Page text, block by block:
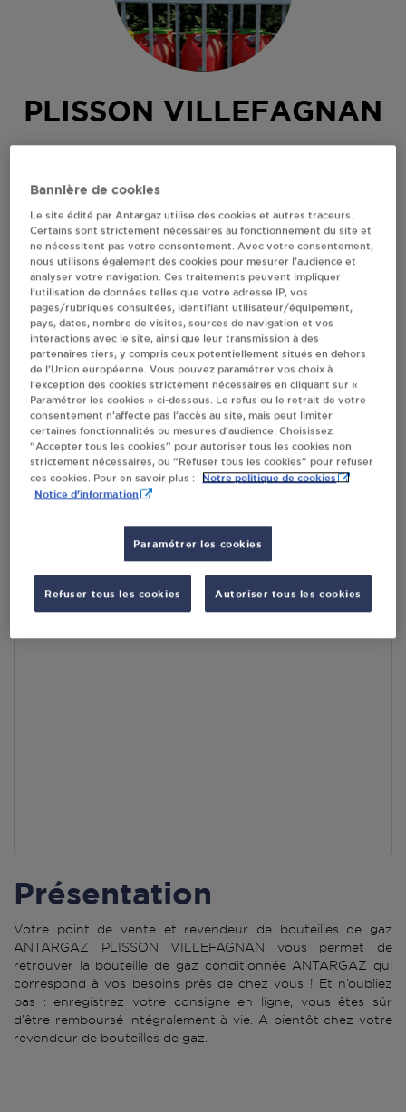
PLISSON VILLEFAGNAN
S'Y RENDRE
AFFICHER LE TÉLÉPHONE
RECEVOIR LES COORDONNÉES DU REVENDEUR
En cliquant sur « S’y rendre », j’autorise le traitement
d’informations (dont mon adresse IP) et leur transfert hors UE
par Google Maps afin d’afficher la carte.
En savoir plus
Accès
Présentation
Votre point de vente et revendeur de bouteilles de gaz
ANTARGAZ PLISSON VILLEFAGNAN vous permet de
retrouver la bouteille de gaz conditionnée ANTARGAZ qui
correspond à vos besoins près de chez vous ! Et n’oubliez
pas : enregistrez votre consigne en ligne, vous êtes sûr
d’être remboursé intégralement à vie. A bientôt chez votre
revendeur de bouteilles de gaz.
Bannière de cookies
Le site édité par Antargaz utilise des cookies et autres traceurs.
Certains sont strictement nécessaires au fonctionnement du site et
ne nécessitent pas votre consentement. Avec votre consentement,
nous utilisons également des cookies pour mesurer l’audience et
analyser votre navigation. Ces traitements peuvent impliquer
l’utilisation de données telles que votre adresse IP, vos
pages/rubriques consultées, identifiant utilisateur/équipement,
pays, dates, nombre de visites, sources de navigation et vos
interactions avec le site, ainsi que leur transmission à des
partenaires tiers, y compris ceux potentiellement situés en dehors
de l’Union européenne. Vous pouvez paramétrer vos choix à
l’exception des cookies strictement nécessaires en cliquant sur «
Paramétrer les cookies » ci-dessous. Le refus ou le retrait de votre
consentement n’affecte pas l’accès au site, mais peut limiter
certaines fonctionnalités ou mesures d’audience. Choisissez
“Accepter tous les cookies” pour autoriser tous les cookies non
strictement nécessaires, ou “Refuser tous les cookies” pour refuser
ces cookies. Pour en savoir plus :
Notre politique de cookies
Notice d'information
Paramétrer les cookies
Refuser tous les cookies Autoriser tous les cookies